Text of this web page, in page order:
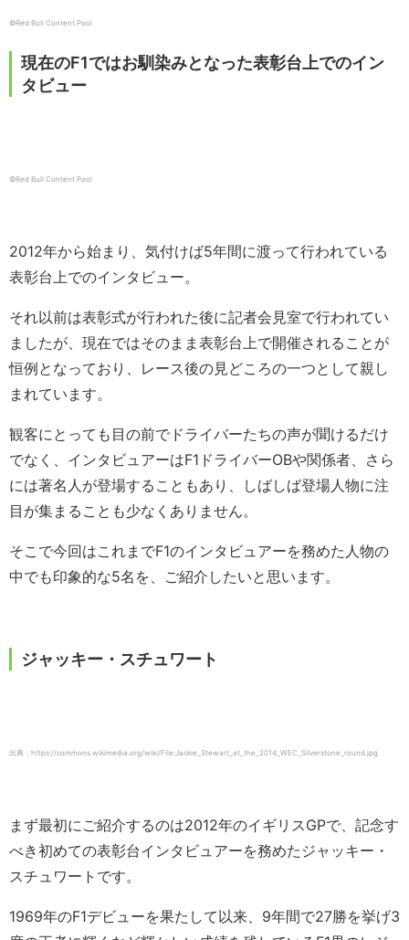
©Red Bull Content Pool
現在のF1ではお馴染みとなった表彰台上でのイン
タビュー
©Red Bull Content Pool
2012年から始まり、気付けば5年間に渡って行われている
表彰台上でのインタビュー。
それ以前は表彰式が行われた後に記者会見室で行われてい
ましたが、現在ではそのまま表彰台上で開催されることが
恒例となっており、レース後の見どころの一つとして親し
まれています。
観客にとっても目の前でドライバーたちの声が聞けるだけ
でなく、インタビュアーはF1ドライバーOBや関係者、さら
には著名人が登場することもあり、しばしば登場人物に注
目が集まることも少なくありません。
そこで今回はこれまでF1のインタビュアーを務めた人物の
中でも印象的な5名を、ご紹介したいと思います。
ジャッキー・スチュワート
出典：https://commons.wikimedia.org/wiki/File:Jackie_Stewart_at_the_2014_WEC_Silverstone_round.jpg
まず最初にご紹介するのは2012年のイギリスGPで、記念す
べき初めての表彰台インタビュアーを務めたジャッキー・
スチュワートです。
1969年のF1デビューを果たして以来、9年間で27勝を挙げ3